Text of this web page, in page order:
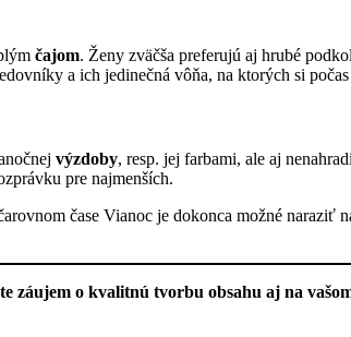
čajom. Ženy zväčša preferujú aj hrubé
a ich jedinečná vôňa, na ktorých si
výzdoby, resp. jej farbami, ale aj
pre najmenších.
čase Vianoc je dokonca možné naraziť
záujem o kvalitnú tvorbu obsahu aj na